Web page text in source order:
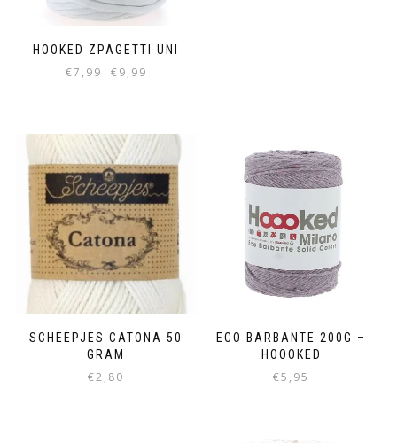
HOOKED ZPAGETTI UNI
€7,99 - €9,99
SCHEEPJES CATONA 50
GRAM
€2,80
ECO BARBANTE 200G –
HOOOKED
€5,95